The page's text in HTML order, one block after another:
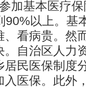
加基本医疗
90%以上。基
看病贵。然
自治区人力
民医保制度
入医保。此外